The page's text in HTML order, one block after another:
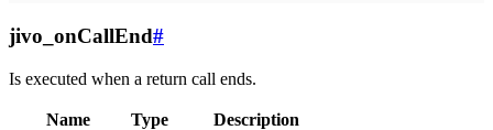
jivo_onCallEnd#
Is executed when a return call ends.
Name Type
Description